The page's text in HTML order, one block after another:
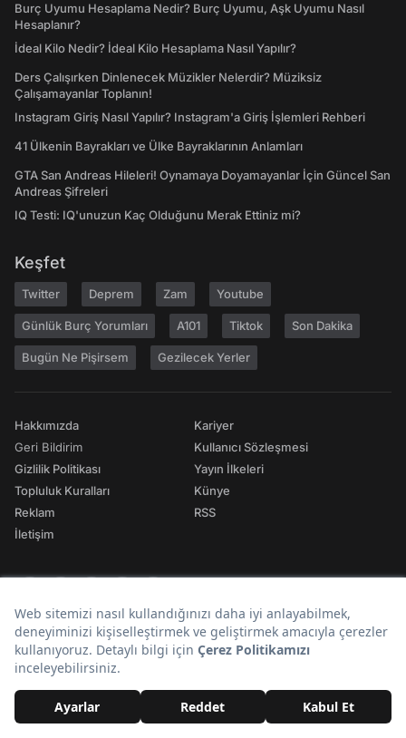
Burç Uyumu Hesaplama Nedir? Burç Uyumu, Aşk Uyumu Nasıl
Hesaplanır?
İdeal Kilo Nedir? İdeal Kilo Hesaplama Nasıl Yapılır?
Ders Çalışırken Dinlenecek Müzikler Nelerdir? Müziksiz
Çalışamayanlar Toplanın!
Instagram Giriş Nasıl Yapılır? Instagram'a Giriş İşlemleri Rehberi
41 Ülkenin Bayrakları ve Ülke Bayraklarının Anlamları
GTA San Andreas Hileleri! Oynamaya Doyamayanlar İçin Güncel San
Andreas Şifreleri
IQ Testi: IQ'unuzun Kaç Olduğunu Merak Ettiniz mi?
Keşfet
Twitter Deprem Zam Youtube
Günlük Burç Yorumları A101 Tiktok Son Dakika
Bugün Ne Pişirsem Gezilecek Yerler
Hakkımızda
Geri Bildirim
Gizlilik Politikası
Topluluk Kuralları
Reklam
İletişim
Kariyer
Kullanıcı Sözleşmesi
Yayın İlkeleri
Künye
RSS